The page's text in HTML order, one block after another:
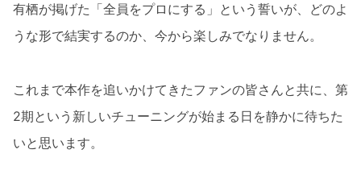
有栖が掲げた「全員をプロにする」という誓いが、どのよ
うな形で結実するのか、今から楽しみでなりません。
これまで本作を追いかけてきたファンの皆さんと共に、第
2期という新しいチューニングが始まる日を静かに待ちた
いと思います。